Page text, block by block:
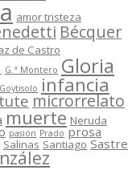
amor tristeza
Bécquer
de Castro
G.ª Montero Gloria
Goytisolo infancia
microrrelato
muerte Neruda
pasión Prado prosa
Salinas Santiago Sastre